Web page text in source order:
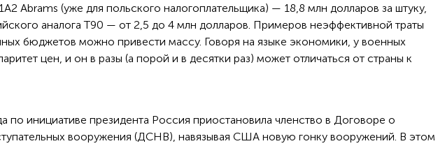
Abrams (уже для польского налогоплательщика) — 18,8 млн долларов за штуку,
аналога T90 — от 2,5 до 4 млн долларов. Примеров неэффективной траты
бюджетов можно привести массу. Говоря на языке экономики, у военных
цен, и он в разы (а порой и в десятки раз) может отличаться от страны к
по инициативе президента Россия приостановила членство в Договоре о
вооружения (ДСНВ), навязывая США новую гонку вооружений. В этом